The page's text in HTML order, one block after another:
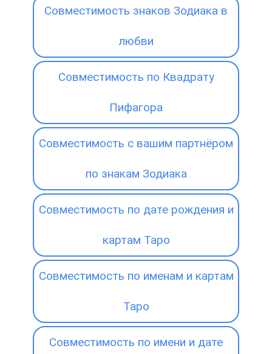
Совместимость знаков Зодиака в
любви
Совместимость по Квадрату
Пифагора
Совместимость с вашим партнёром
по знакам Зодиака
Совместимость по дате рождения и
картам Таро
Совместимость по именам и картам
Таро
Совместимость по имени и дате